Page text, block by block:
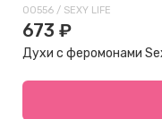
00556 / SEXY LIFE
673 ₽
Духи с феромонами